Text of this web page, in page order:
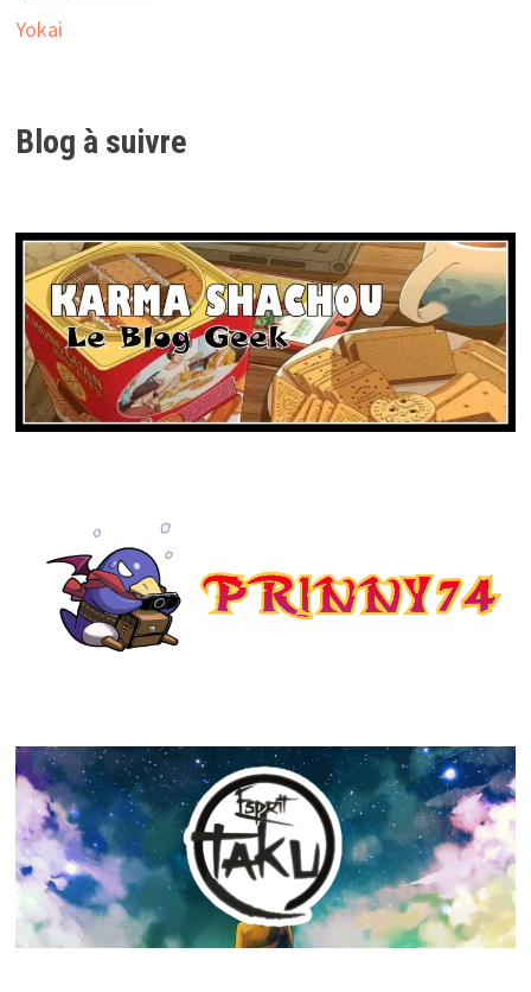
Yokai
Blog à suivre